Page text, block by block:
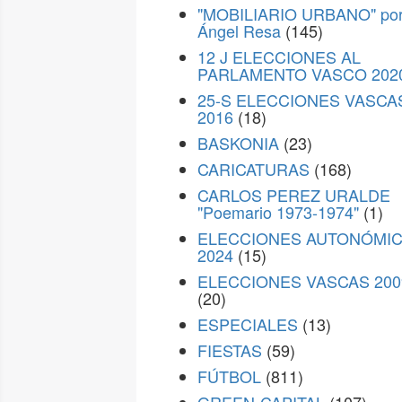
"MOBILIARIO URBANO"
Ángel Resa (145)
12 J ELECCIONES AL
PARLAMENTO VASCO
25-S ELECCIONES
2016 (18)
BASKONIA (23)
CARICATURAS (168)
CARLOS PEREZ URALDE
"Poemario 1973-1974" (1)
ELECCIONES
2024 (15)
ELECCIONES VASCAS
(20)
ESPECIALES (13)
FIESTAS (59)
FÚTBOL (811)